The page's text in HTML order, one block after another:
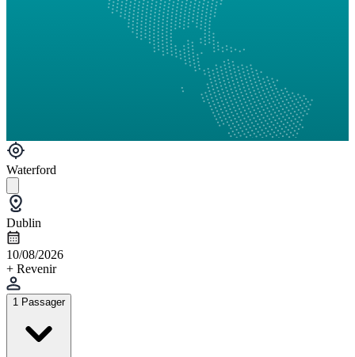
Waterford
Dublin
10/08/2026
+ Revenir
1 Passager